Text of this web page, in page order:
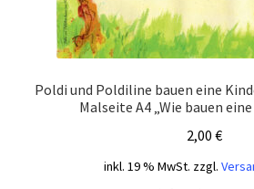
Poldi und Poldiline bauen eine
Malseite A4 „Wie bauen
2,00 €
inkl. 19 % MwSt. zzgl.